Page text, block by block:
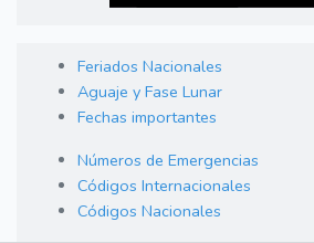
Feriados Nacionales
Aguaje y Fase Lunar
Fechas importantes
Números de Emergencias
Códigos Internacionales
Códigos Nacionales